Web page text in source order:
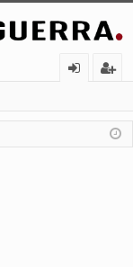
nt
ifi
ist
ra